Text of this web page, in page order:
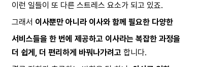
이런 일들이 또 다른 스트레스 요소가 되고 있죠.
그래서 이사뿐만 아니라 이사와 함께 필요한 다양한
서비스들을 한 번에 제공하고 이사라는 복잡한 과정을
더 쉽게, 더 편리하게 바꿔나가려고 합니다.